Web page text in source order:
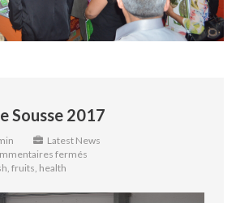
Sousse 2017
Latest News
fermés
2017
fruits health